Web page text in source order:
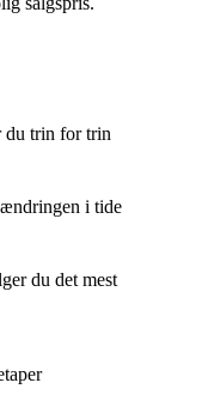
du trin for trin
i tide
du det mest